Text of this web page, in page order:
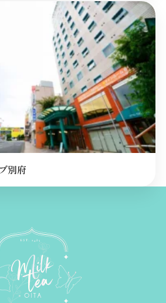
別府